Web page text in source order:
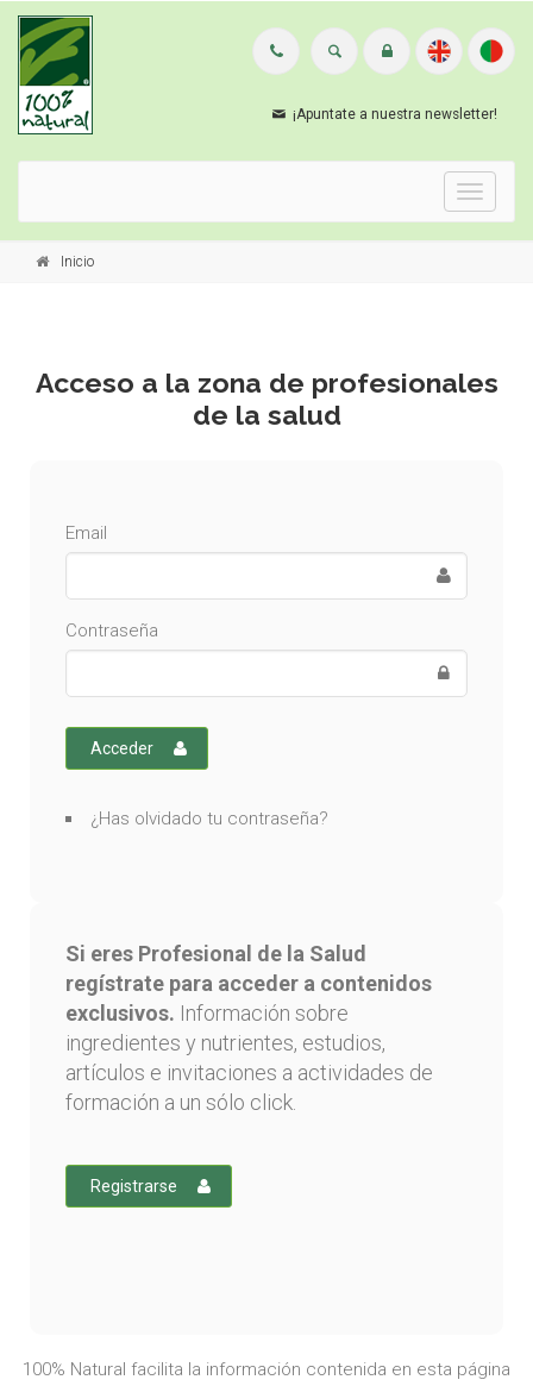
¡Apuntate a nuestra newsletter!
Menu
Inicio
Acceso a la zona de profesionales
de la salud
Email
Contraseña
Acceder
¿Has olvidado tu contraseña?
Si eres Profesional de la Salud
regístrate para acceder a contenidos
exclusivos. Información sobre
ingredientes y nutrientes, estudios,
artículos e invitaciones a actividades de
formación a un sólo click.
Registrarse
100% Natural facilita la información contenida en esta página